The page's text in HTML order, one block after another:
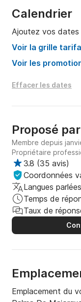
Calendrier
Ajoutez vos dates
Voir la grille
Voir les
Effacer les dates
Proposé par
Membre depuis
Propriétaire
3.8 (35 avis)
Coordonnées
Langues
Temps de
Taux de
Emplacement du